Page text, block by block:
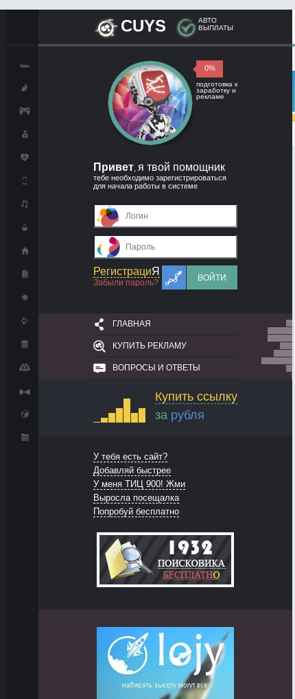
CUYS
АВТО
ВЫПЛАТЫ
0%
подготовка к
заработку и
рекламе
Привет я твой помощник
тебе необходимо зарегистрироваться
для начала работы в системе
РегистрациЯ
Забыли пароль?
ВОЙТИ
ГЛАВНАЯ
КУПИТЬ РЕКЛАМУ
ВОПРОСЫ И ОТВЕТЫ
Купить ссылку
за рубля
У тебя есть сайт?
Добавляй быстрее
У меня ТИЦ 900! Жми
Выросла посещалка
Попробуй бесплатно